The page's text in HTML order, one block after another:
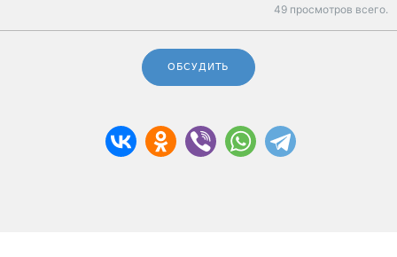
49 просмотров всего.
ОБСУДИТЬ